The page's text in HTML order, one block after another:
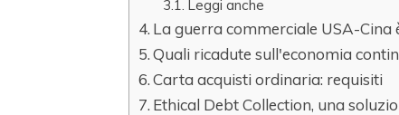
Leggi anche
La guerra commerciale USA-
Quali ricadute sull'economia
Carta acquisti ordinaria: requisiti
Ethical Debt Collection, una